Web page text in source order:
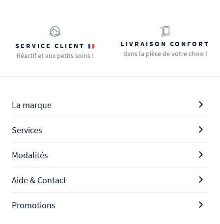
SERVICE CLIENT
Réactif et aux petits soins !
LIVRAISON CONFORT
dans la pièce de votre choix !
La marque
Services
Modalités
Aide & Contact
Promotions